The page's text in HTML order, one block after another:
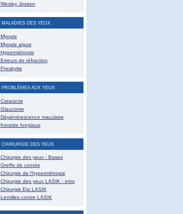
Wesley Jessen
MALADIES DES YEUX
Myopie
Myopie aigue
Hypermétropie
Erreurs de réfraction
Presbytie
PROBLÈMES AUX YEUX
Cataracte
Glaucome
Dégénérescence maculaire
Keratite fongique
CHIRURGIE DES YEUX
Chirurgie des yeux - Bases
Greffe de cornée
Chirurgie de l'hypermétropie
Chirurgie des yeux LASIK - intro
Chirurgie Epi LASIK
Lentilles contre LASIK